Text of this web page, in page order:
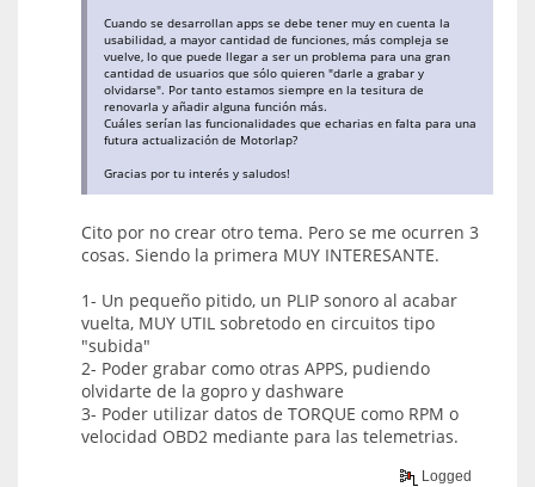
Cuando se desarrollan apps se debe tener muy en cuenta la
usabilidad, a mayor cantidad de funciones, más compleja se
vuelve, lo que puede llegar a ser un problema para una gran
cantidad de usuarios que sólo quieren "darle a grabar y
olvidarse". Por tanto estamos siempre en la tesitura de
renovarla y añadir alguna función más.
Cuáles serían las funcionalidades que echarias en falta para una
futura actualización de Motorlap?
Gracias por tu interés y saludos!
Cito por no crear otro tema. Pero se me ocurren 3
cosas. Siendo la primera MUY INTERESANTE.
1- Un pequeño pitido, un PLIP sonoro al acabar
vuelta, MUY UTIL sobretodo en circuitos tipo
"subida"
2- Poder grabar como otras APPS, pudiendo
olvidarte de la gopro y dashware
3- Poder utilizar datos de TORQUE como RPM o
velocidad OBD2 mediante para las telemetrias.
Logged